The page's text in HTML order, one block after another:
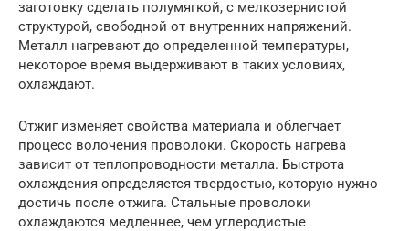
заготовку сделать полумягкой, с мелкозернистой
структурой, свободной от внутренних напряжений.
Металл нагревают до определенной температуры,
некоторое время выдерживают в таких условиях,
охлаждают.
Отжиг изменяет свойства материала и облегчает
процесс волочения проволоки. Скорость нагрева
зависит от теплопроводности металла. Быстрота
охлаждения определяется твердостью, которую нужно
достичь после отжига. Стальные проволоки
охлаждаются медленнее, чем углеродистые